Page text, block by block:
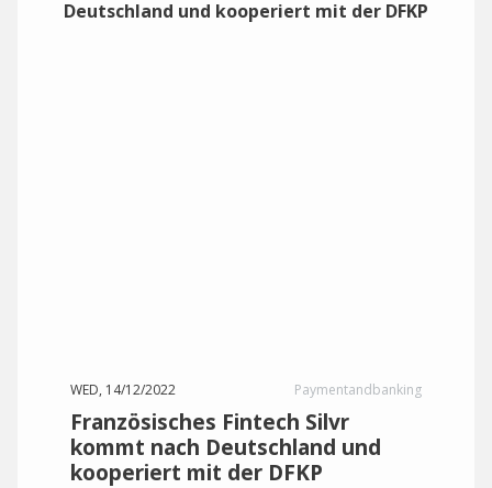
WED, 14/12/2022 Paymentandbanking
Französisches Fintech Silvr
kommt nach Deutschland und
kooperiert mit der DFKP